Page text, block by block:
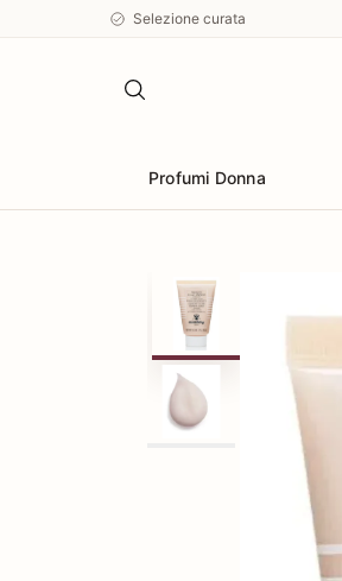
Selezione curata
Profumi Donna